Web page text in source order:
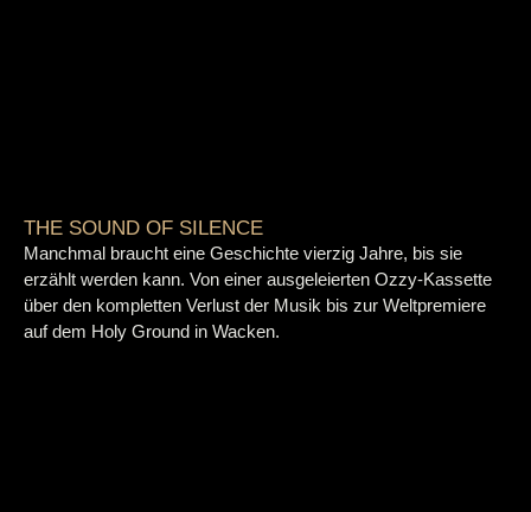
THE SOUND OF SILENCE
Manchmal braucht eine Geschichte vierzig Jahre, bis sie
erzählt werden kann. Von einer ausgeleierten Ozzy-Kassette
über den kompletten Verlust der Musik bis zur Weltpremiere
auf dem Holy Ground in Wacken.